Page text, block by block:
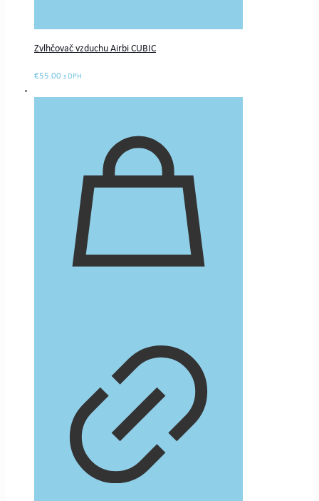
Zvlhčovač vzduchu Airbi CUBIC
€55.00 s DPH